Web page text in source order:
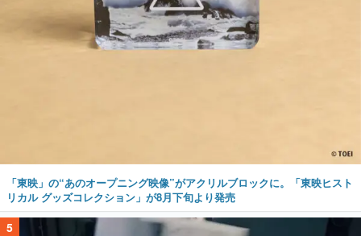
「東映」の“あのオープニング映像”がアクリルブロックに。「東映ヒスト
リカル グッズコレクション」が8月下旬より発売
5